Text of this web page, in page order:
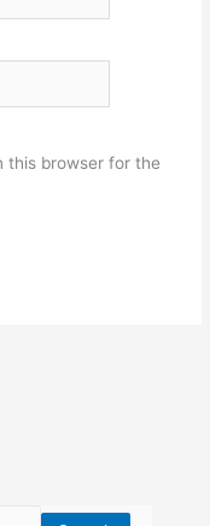
this browser for the